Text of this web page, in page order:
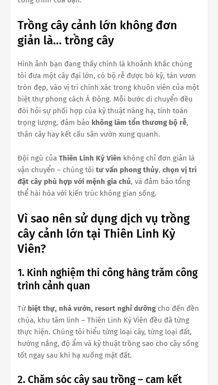
Trồng cây cảnh lớn không đơn
giản là... trồng cây
Hình ảnh bạn đang thấy chính là khoảnh khắc chúng
tôi đưa một cây đại lớn, có bộ rễ được bó kỹ, tán vươn
tròn đẹp, vào vị trí chính xác trong khuôn viên của một
biệt thự phong cách Á Đông. Mỗi bước di chuyển đều
đòi hỏi sự phối hợp của kỹ thuật nâng hạ, tính toán
trọng lượng, đảm bảo không làm tổn thương bộ rễ,
thân cây hay kết cấu sân vườn xung quanh.
Đội ngũ của Thiên Linh Kỳ Viên không chỉ đơn giản là
vận chuyển – chúng tôi tư vấn phong thủy, chọn vị trí
đặt cây phù hợp với mệnh gia chủ, và đảm bảo tổng
thể hài hòa với kiến trúc không gian sống.
Vì sao nên sử dụng dịch vụ trồng
cây cảnh lớn tại Thiên Linh Kỳ
Viên?
1. Kinh nghiệm thi công hàng trăm công
trình cảnh quan
Từ biệt thự, nhà vườn, resort nghỉ dưỡng cho đến đền
chùa, khu tâm linh – Thiên Linh Kỳ Viên đều đã từng
thực hiện. Chúng tôi hiểu từng loại cây, từng loại đất,
hướng nắng, độ ẩm và kỹ thuật trồng sao cho cây sống
tốt ngay sau khi hạ xuống mặt đất.
2. Chăm sóc cây sau trồng – cam kết